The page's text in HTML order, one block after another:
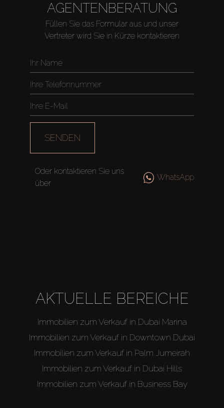
AGENTENBERATUNG
Füllen Sie das Formular aus und unser
Vertreter wird Sie in Kürze kontaktieren
SENDEN
Oder kontaktieren Sie uns
über
WhatsApp
AKTUELLE BEREICHE
Immobilien zum Verkauf in Dubai Marina
Immobilien zum Verkauf in Downtown Dubai
Immobilien zum Verkauf in Palm Jumeirah
Immobilien zum Verkauf in Dubai Hills
Immobilien zum Verkauf in Business Bay